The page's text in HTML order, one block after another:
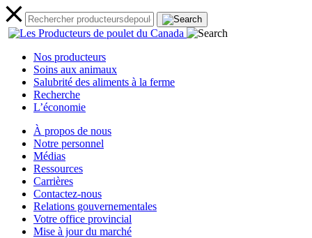
Nos producteurs
Soins aux animaux
Salubrité des aliments à la ferme
Recherche
L’économie
À propos de nous
Notre personnel
Médias
Ressources
Carrières
Contactez-nous
Relations gouvernementales
Votre office provincial
Mise à jour du marché